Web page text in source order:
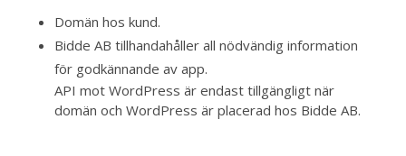
Domän hos kund.
Bidde AB tillhandahåller all nödvändig information
för godkännande av app.
API mot WordPress är endast tillgängligt när
domän och WordPress är placerad hos Bidde AB.